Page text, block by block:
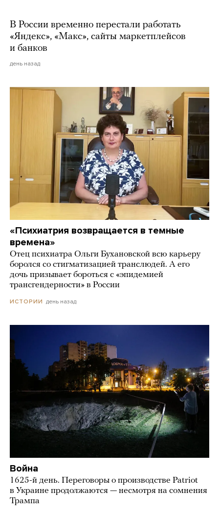
В России временно перестали работать
«Яндекс», «Макс», сайты маркетплейсов
и банков
день назад
«Психиатрия возвращается в темные
времена»
Отец психиатра Ольги Бухановской всю карьеру
боролся со стигматизацией транслюдей. А его
дочь призывает бороться с «эпидемией
трансгендерности» в России
ИСТОРИИ день назад
Война
1625-й день. Переговоры о производстве Patriot
в Украине продолжаются — несмотря на сомнения
Трампа